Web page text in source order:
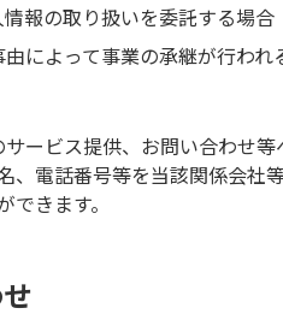
報の取り扱いを委託する場合
によって事業の承継が行われ
ービス提供、お問い合わせ
、電話番号等を当該関係会
きます。